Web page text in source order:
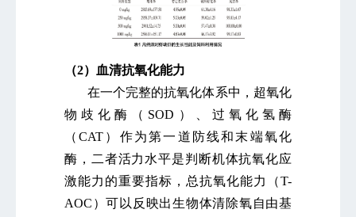
（2）血清抗氧化能力
在一个完整的抗氧化体系中，超氧化
物歧化酶（SOD）、过氧化氢酶
（CAT）作为第一道防线和末端氧化
酶，二者活力水平是判断机体抗氧化应
激能力的重要指标，总抗氧化能力（T-
AOC）可以反映出生物体清除氧自由基